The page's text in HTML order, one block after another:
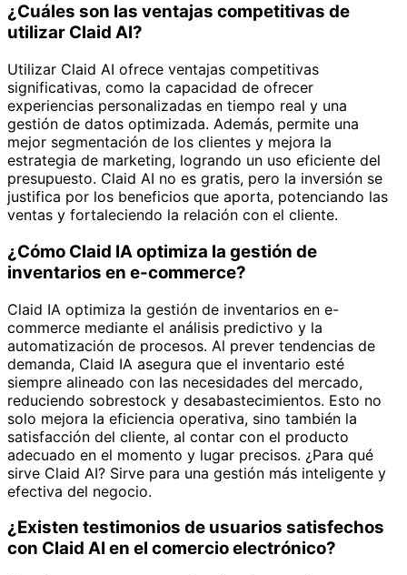
¿Cuáles son las ventajas competitivas de
utilizar Claid AI?
Utilizar Claid AI ofrece ventajas competitivas
significativas, como la capacidad de ofrecer
experiencias personalizadas en tiempo real y una
gestión de datos optimizada. Además, permite una
mejor segmentación de los clientes y mejora la
estrategia de marketing, logrando un uso eficiente del
presupuesto. Claid AI no es gratis, pero la inversión se
justifica por los beneficios que aporta, potenciando las
ventas y fortaleciendo la relación con el cliente.
¿Cómo Claid IA optimiza la gestión de
inventarios en e-commerce?
Claid IA optimiza la gestión de inventarios en e-
commerce mediante el análisis predictivo y la
automatización de procesos. Al prever tendencias de
demanda, Claid IA asegura que el inventario esté
siempre alineado con las necesidades del mercado,
reduciendo sobrestock y desabastecimientos. Esto no
solo mejora la eficiencia operativa, sino también la
satisfacción del cliente, al contar con el producto
adecuado en el momento y lugar precisos. ¿Para qué
sirve Claid AI? Sirve para una gestión más inteligente y
efectiva del negocio.
¿Existen testimonios de usuarios satisfechos
con Claid AI en el comercio electrónico?